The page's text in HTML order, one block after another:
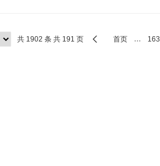
共 1902 条 共 191 页 首页 … 163